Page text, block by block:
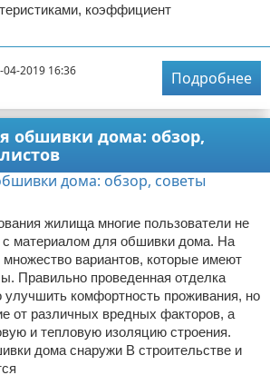
коэффициент
04-2019 16:36
Подробнее
обшивки дома: обзор,
жилища многие пользователи не
с материалом для обшивки дома. На
множество вариантов, которые имеют
Правильно проведенная отделка
улучшить комфортность проживания, но
от различных вредных факторов, а
и тепловую изоляцию строения.
дома снаружи В строительстве и